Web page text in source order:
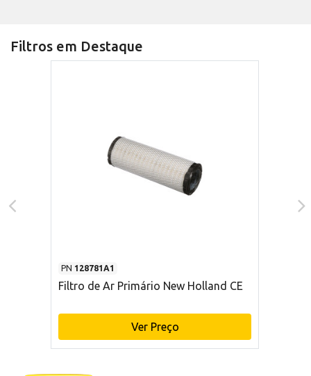
Filtros em Destaque
PN 128781A1
Filtro de Ar Primário New Holland CE
Ver Preço